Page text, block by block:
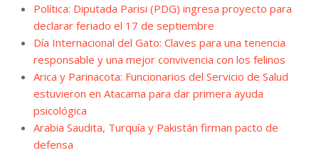
Política: Diputada Parisi (PDG) ingresa proyecto para
declarar feriado el 17 de septiembre
Día Internacional del Gato: Claves para una tenencia
responsable y una mejor convivencia con los felinos
Arica y Parinacota: Funcionarios del Servicio de Salud
estuvieron en Atacama para dar primera ayuda
psicológica
Arabia Saudita, Turquía y Pakistán firman pacto de
defensa